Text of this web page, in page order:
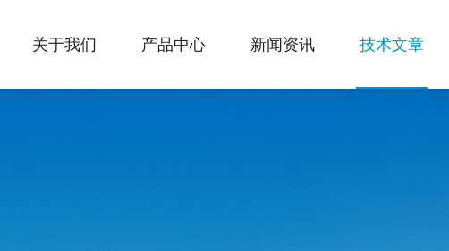
关于我们 产品中心 新闻资讯 技术文章